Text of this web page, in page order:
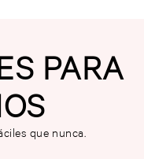
PARA
que nunca.